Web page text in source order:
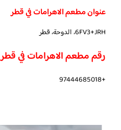
عنوان مطعم الاهرامات في قطر
6FV3+JRH، الدوحة، قطر
رقم مطعم الاهرامات في قطر
+97444685018